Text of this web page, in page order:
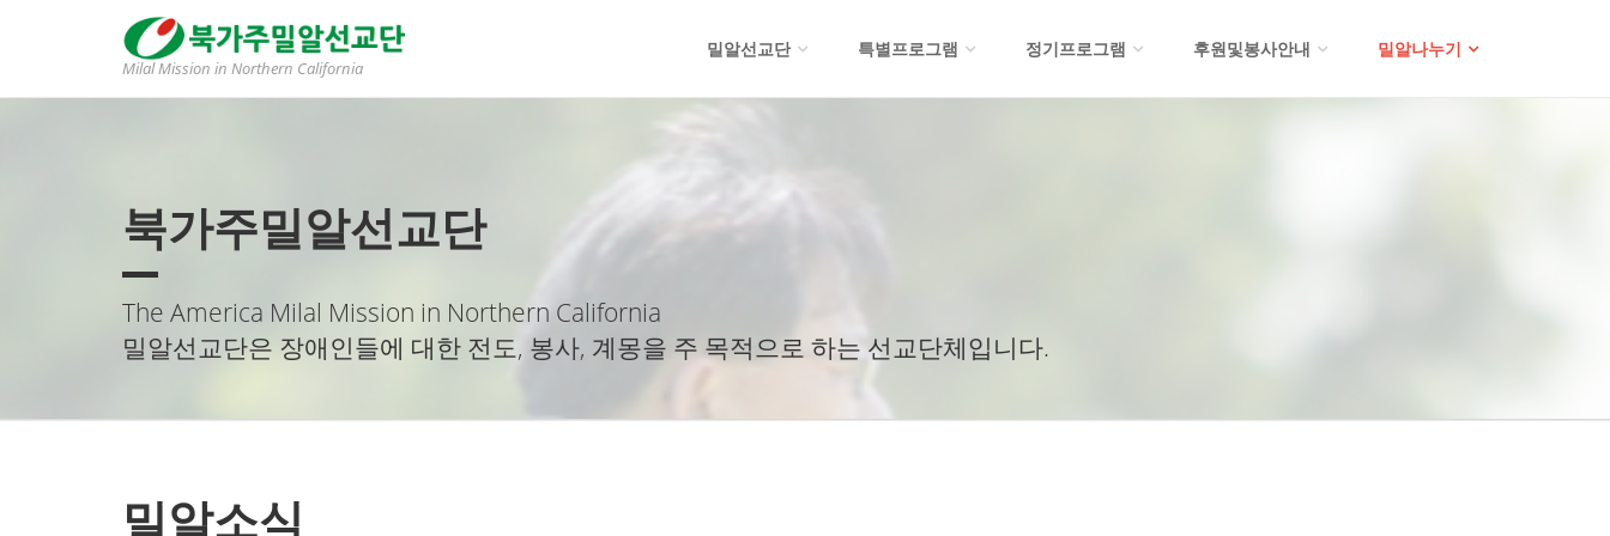
Milal Mission in Northern California
밀알선교단 특별프로그램 정기프로그램 후원및봉사안내 밀알나누기
북가주밀알선교단
The America Milal Mission in Northern California
밀알선교단은 장애인들에 대한 전도, 봉사, 계몽을 주 목적으로 하는 선교단체입니다.
밀알소식